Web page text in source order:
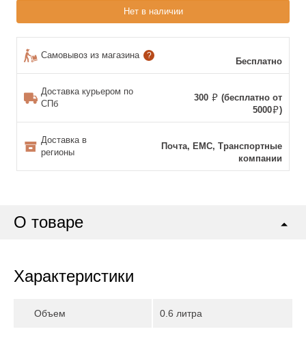
Нет в наличии
Самовывоз из магазина ?
Бесплатно
Доставка курьером по
СПб
300
(бесплатно от
5000
)
Доставка в
регионы
Почта, ЕМС, Транспортные
компании
О товаре
Характеристики
Объем 0.6 литра